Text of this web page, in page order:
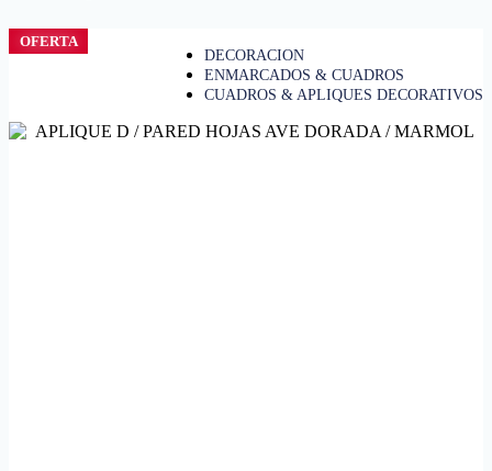
DECORACION
ENMARCADOS & CUADROS
CUADROS & APLIQUES DECORATIVOS
OFERTA